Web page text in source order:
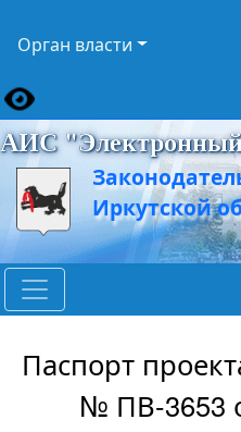
Орган власти
АИС
Иркутской
Паспорт
№ ПВ-3653